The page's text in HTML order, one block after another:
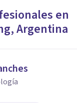
en
,Argentina